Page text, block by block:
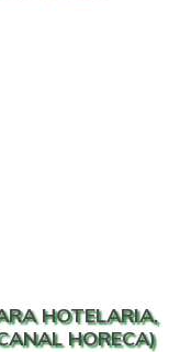
HOTELARIA,
HORECA)